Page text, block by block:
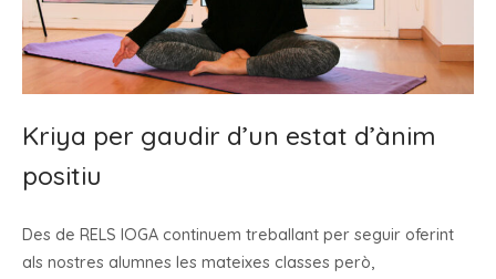
Kriya per gaudir d’un estat d’ànim
positiu
Des de RELS IOGA continuem treballant per seguir oferint
als nostres alumnes les mateixes classes però,